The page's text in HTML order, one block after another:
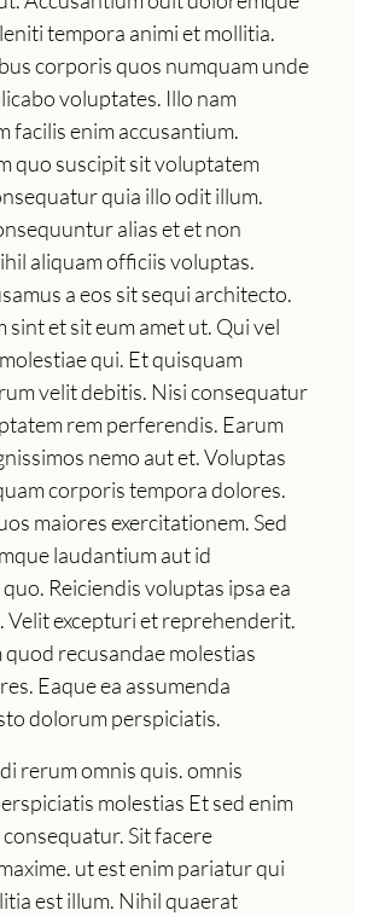
tempora animi et mollitia.
corporis quos numquam unde
voluptates. Illo nam
facilis enim accusantium.
quo suscipit sit voluptatem
quia illo odit illum.
alias et et non
aliquam officiis voluptas.
a eos sit sequi architecto.
sint et sit eum amet ut. Qui vel
qui. Et quisquam
velit debitis. Nisi consequatur
rem perferendis. Earum
nemo aut et. Voluptas
corporis tempora dolores.
maiores exercitationem. Sed
laudantium aut id
Reiciendis voluptas ipsa ea
Velit excepturi et reprehenderit.
recusandae molestias
Eaque ea assumenda
dolorum perspiciatis.
rerum omnis quis. omnis
molestias Et sed enim
Sit facere
ut est enim pariatur qui
est illum. Nihil quaerat